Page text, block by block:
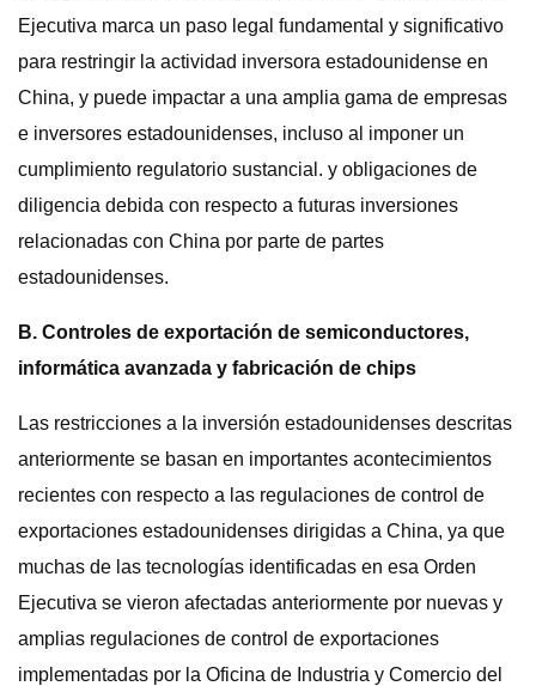
Ejecutiva marca un paso legal fundamental y significativo
para restringir la actividad inversora estadounidense en
China, y puede impactar a una amplia gama de empresas
e inversores estadounidenses, incluso al imponer un
cumplimiento regulatorio sustancial. y obligaciones de
diligencia debida con respecto a futuras inversiones
relacionadas con China por parte de partes
estadounidenses.
B. Controles de exportación de semiconductores,
informática avanzada y fabricación de chips
Las restricciones a la inversión estadounidenses descritas
anteriormente se basan en importantes acontecimientos
recientes con respecto a las regulaciones de control de
exportaciones estadounidenses dirigidas a China, ya que
muchas de las tecnologías identificadas en esa Orden
Ejecutiva se vieron afectadas anteriormente por nuevas y
amplias regulaciones de control de exportaciones
implementadas por la Oficina de Industria y Comercio del